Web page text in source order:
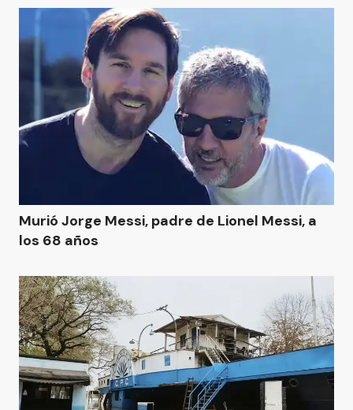
Murió Jorge Messi, padre de Lionel Messi, a
los 68 años